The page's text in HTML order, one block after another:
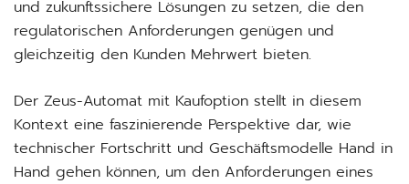
und zukunftssichere Lösungen zu setzen, die den
regulatorischen Anforderungen genügen und
gleichzeitig den Kunden Mehrwert bieten.
Der Zeus-Automat mit Kaufoption stellt in diesem
Kontext eine faszinierende Perspektive dar, wie
technischer Fortschritt und Geschäftsmodelle Hand in
Hand gehen können, um den Anforderungen eines